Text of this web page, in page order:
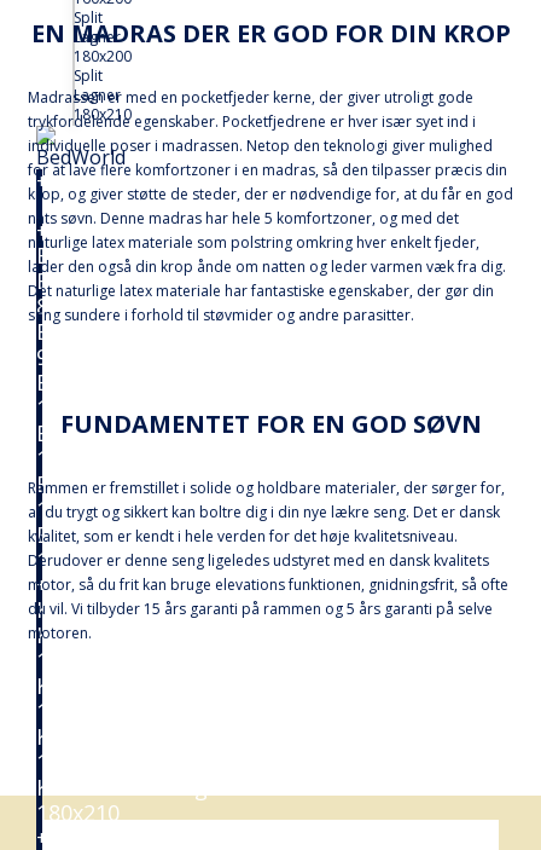
Split
Lagner
180x200
Split
Lagner
180x210
+
Senge
+
Elevationssenge
Elevationssenge
80x200
Elevationssenge
90x200
Elevationssenge
120x200
Elevationssenge
140x200
Elevationssenge
160x200
Elevationssenge
180x200
+
Kontinentalsenge
Kontinentalseng
140x200
Kontinentalseng
160x200
Kontinentalseng
180x200
Kontinentalseng
180x210
+
EN MADRAS DER ER GOD FOR DIN KROP
Madrassen er med en pocketfjeder kerne, der giver utroligt gode
trykfordelende egenskaber. Pocketfjedrene er hver især syet ind i
individuelle poser i madrassen. Netop den teknologi giver mulighed
for at lave flere komfortzoner i en madras, så den tilpasser præcis din
krop, og giver støtte de steder, der er nødvendige for, at du får en god
nats søvn. Denne madras har hele 5 komfortzoner, og med det
naturlige latex materiale som polstring omkring hver enkelt fjeder,
lader den også din krop ånde om natten og leder varmen væk fra dig.
Det naturlige latex materiale har fantastiske egenskaber, der gør din
seng sundere i forhold til støvmider og andre parasitter.
FUNDAMENTET FOR EN GOD SØVN
Rammen er fremstillet i solide og holdbare materialer, der sørger for,
at du trygt og sikkert kan boltre dig i din nye lækre seng. Det er dansk
kvalitet, som er kendt i hele verden for det høje kvalitetsniveau.
Derudover er denne seng ligeledes udstyret med en dansk kvalitets
motor, så du frit kan bruge elevations funktionen, gnidningsfrit, så ofte
du vil. Vi tilbyder 15 års garanti på rammen og 5 års garanti på selve
motoren.